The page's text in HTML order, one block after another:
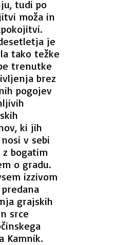
tudi po
moža in
je
tako težke
trenutke
brez
pogojev
ki jih
v sebi
z bogatim
o gradu.
izzivom
grajskih
srce
Kamnik.